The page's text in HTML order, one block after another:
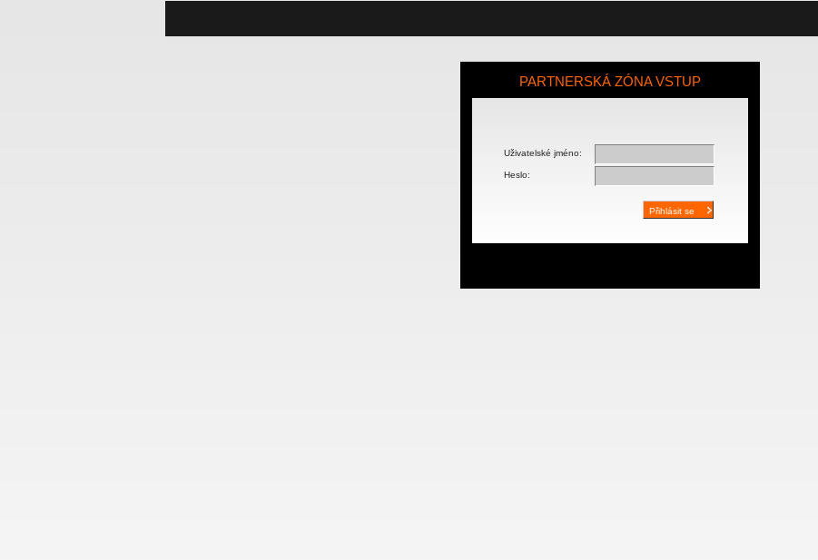
PARTNERSKÁ ZÓNA VSTUP
Uživatelské jméno:
Heslo: